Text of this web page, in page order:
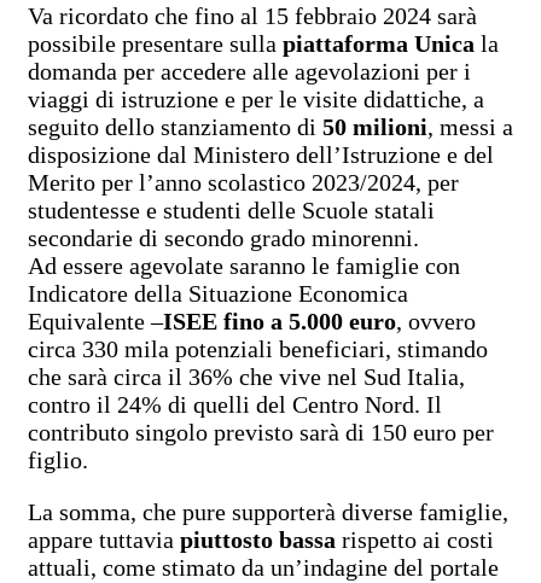
Va ricordato che fino al 15 febbraio 2024 sarà
possibile presentare sulla piattaforma Unica la
domanda per accedere alle agevolazioni per i
viaggi di istruzione e per le visite didattiche, a
seguito dello stanziamento di 50 milioni, messi a
disposizione dal Ministero dell’Istruzione e del
Merito per l’anno scolastico 2023/2024, per
studentesse e studenti delle Scuole statali
secondarie di secondo grado minorenni.
Ad essere agevolate saranno le famiglie con
Indicatore della Situazione Economica
Equivalente –ISEE fino a 5.000 euro, ovvero
circa 330 mila potenziali beneficiari, stimando
che sarà circa il 36% che vive nel Sud Italia,
contro il 24% di quelli del Centro Nord. Il
contributo singolo previsto sarà di 150 euro per
figlio.
La somma, che pure supporterà diverse famiglie,
appare tuttavia piuttosto bassa rispetto ai costi
attuali, come stimato da un’indagine del portale